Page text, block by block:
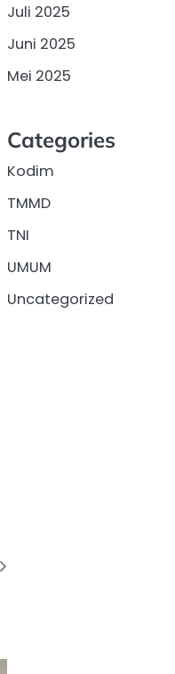
Juli 2025
Juni 2025
Mei 2025
Categories
Kodim
TMMD
TNI
UMUM
Uncategorized